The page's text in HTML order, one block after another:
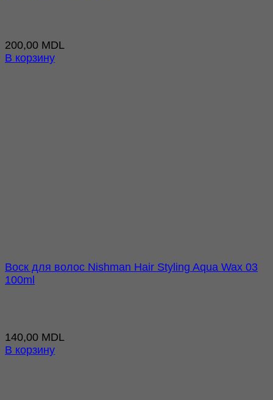
200,00 MDL
В корзину
Воск для волос Nishman Hair Styling Aqua Wax 03
100ml
140,00 MDL
В корзину